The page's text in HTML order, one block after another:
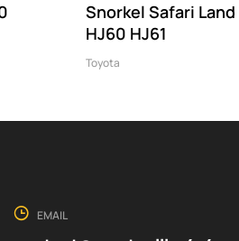
Snorkel Safari
HJ60 HJ61
Toyota
EMAIL